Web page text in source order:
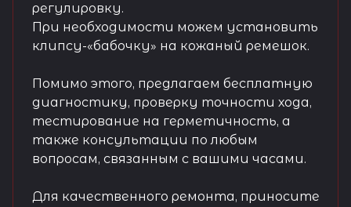
регулировку.
При необходимости можем установить
клипсу-«бабочку» на кожаный ремешок.
Помимо этого, предлагаем бесплатную
диагностику, проверку точности хода,
тестирование на герметичность, а
также консультации по любым
вопросам, связанным с вашими часами.
Для качественного ремонта, приносите